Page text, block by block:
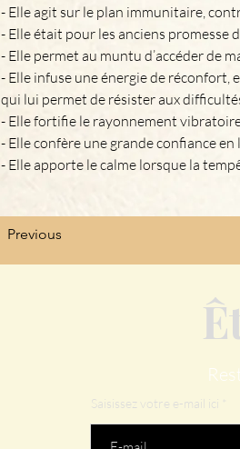
- Elle agit sur le plan immunitaire,
- Elle était pour les anciens promesse
- Elle permet au muntu d’accéder de
- Elle infuse une énergie de réconfort,
qui lui permet de résister aux
- Elle fortifie le rayonnement
- Elle confère une grande confiance en
- Elle apporte le calme lorsque la
Previous
Saisissez votre e-mail ici